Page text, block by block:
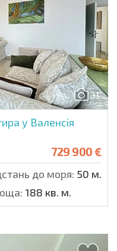
31
у Валенсія
729 900 €
до моря: 50 м.
188 кв. м.